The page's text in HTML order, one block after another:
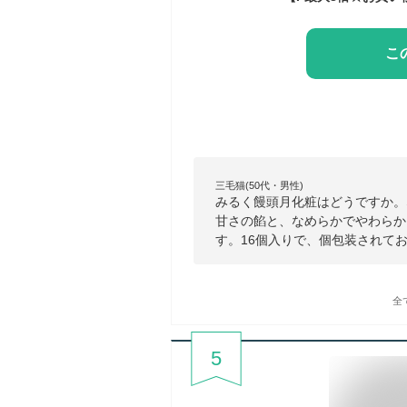
こ
三毛猫(50代・男性)
みるく饅頭月化粧はどうですか
甘さの餡と、なめらかでやわら
す。16個入りで、個包装されて
全
5